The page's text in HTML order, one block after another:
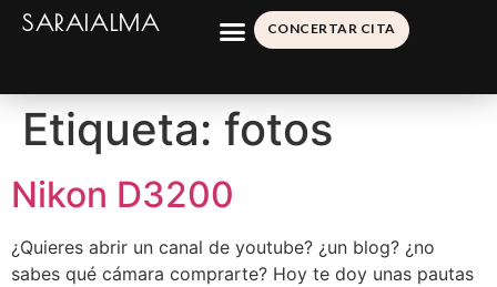
SARAIALMA CONCERTAR CITA
Etiqueta: fotos
Nikon D3200
¿Quieres abrir un canal de youtube? ¿un blog? ¿no
sabes qué cámara comprarte? Hoy te doy unas pautas